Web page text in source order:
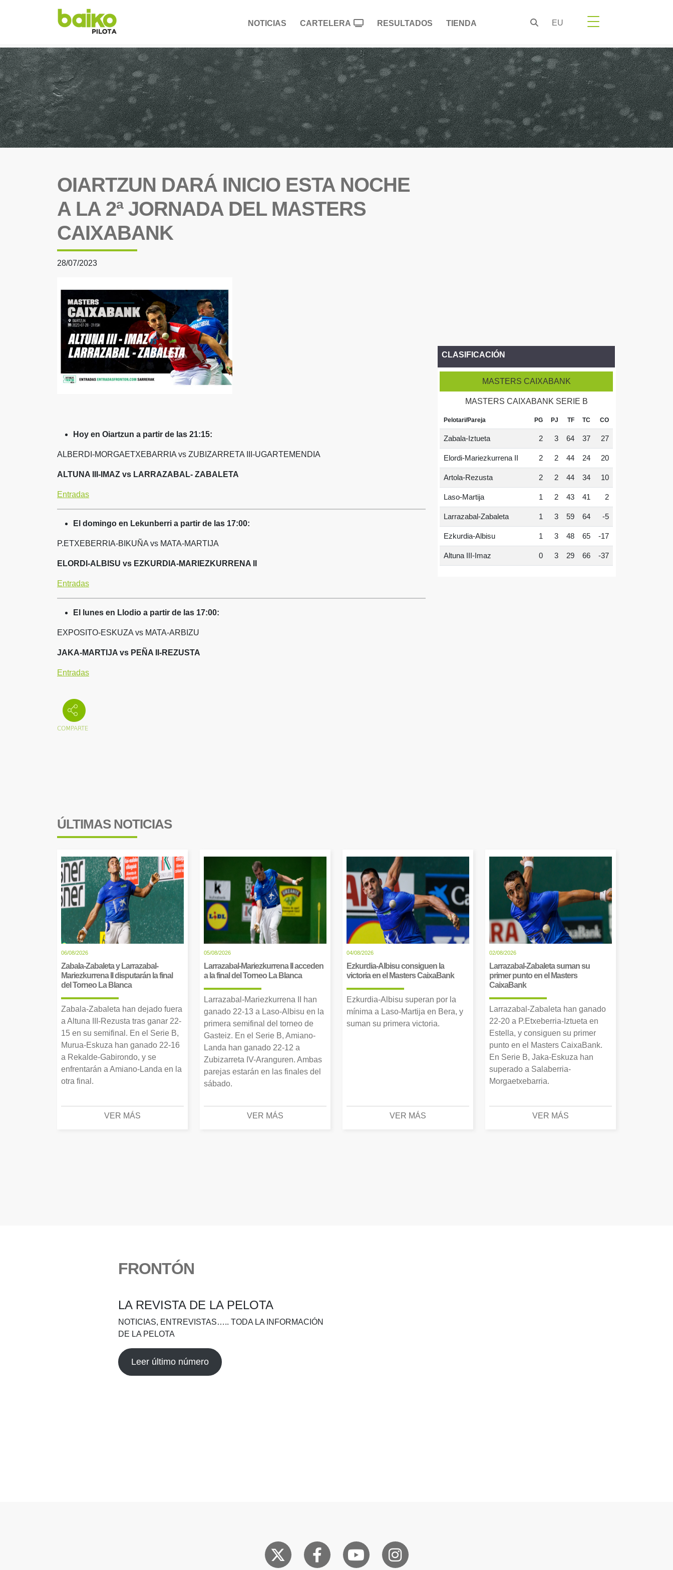
NOTICIAS CARTELERA RESULTADOS TIENDA EU
OIARTZUN DARÁ INICIO ESTA NOCHE
A LA 2ª JORNADA DEL MASTERS
CAIXABANK
28/07/2023
Hoy en Oiartzun a partir de las 21:15:
ALBERDI-MORGAETXEBARRIA vs ZUBIZARRETA III-UGARTEMENDIA
ALTUNA III-IMAZ vs LARRAZABAL- ZABALETA
Entradas
El domingo en Lekunberri a partir de las 17:00:
P.ETXEBERRIA-BIKUÑA vs MATA-MARTIJA
ELORDI-ALBISU vs EZKURDIA-MARIEZKURRENA II
Entradas
El lunes en Llodio a partir de las 17:00:
EXPOSITO-ESKUZA vs MATA-ARBIZU
JAKA-MARTIJA vs PEÑA II-REZUSTA
Entradas
CLASIFICACIÓN
MASTERS CAIXABANK
MASTERS CAIXABANK SERIE B
Pelotari/Pareja PG PJ TF TC CO
Zabala-Iztueta 2 3 64 37 27
Elordi-Mariezkurrena II 2 2 44 24 20
Artola-Rezusta 2 2 44 34 10
Laso-Martija 1 2 43 41 2
Larrazabal-Zabaleta 1 3 59 64 -5
Ezkurdia-Albisu 1 3 48 65 -17
Altuna III-Imaz 0 3 29 66 -37
ÚLTIMAS NOTICIAS
06/08/2026
Zabala-Zabaleta y Larrazabal-
Mariezkurrena II disputarán la final
del Torneo La Blanca
Zabala-Zabaleta han dejado fuera
a Altuna III-Rezusta tras ganar 22-
15 en su semifinal. En el Serie B,
Murua-Eskuza han ganado 22-16
a Rekalde-Gabirondo, y se
enfrentarán a Amiano-Landa en la
otra final.
VER MÁS
05/08/2026
Larrazabal-Mariezkurrena II acceden
a la final del Torneo La Blanca
Larrazabal-Mariezkurrena II han
ganado 22-13 a Laso-Albisu en la
primera semifinal del torneo de
Gasteiz. En el Serie B, Amiano-
Landa han ganado 22-12 a
Zubizarreta IV-Aranguren. Ambas
parejas estarán en las finales del
sábado.
VER MÁS
04/08/2026
Ezkurdia-Albisu consiguen la
victoria en el Masters CaixaBank
Ezkurdia-Albisu superan por la
mínima a Laso-Martija en Bera, y
suman su primera victoria.
VER MÁS
02/08/2026
Larrazabal-Zabaleta suman su
primer punto en el Masters
CaixaBank
Larrazabal-Zabaleta han ganado
22-20 a P.Etxeberria-Iztueta en
Estella, y consiguen su primer
punto en el Masters CaixaBank.
En Serie B, Jaka-Eskuza han
superado a Salaberria-
Morgaetxebarria.
VER MÁS
FRONTÓN
LA REVISTA DE LA PELOTA
NOTICIAS, ENTREVISTAS….. TODA LA INFORMACIÓN
DE LA PELOTA
Leer último número